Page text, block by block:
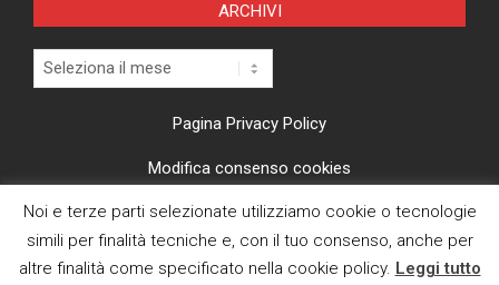
ARCHIVI
Archivi
Pagina Privacy Policy
Modifica consenso cookies
CI TROVI ANCHE SU
Noi e terze parti selezionate utilizziamo cookie o tecnologie
simili per finalità tecniche e, con il tuo consenso, anche per
altre finalità come specificato nella cookie policy. Leggi tutto